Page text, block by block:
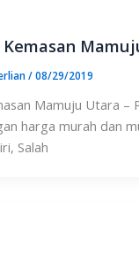
Kemasan
/08/29/2019
Mamuju Utara –
harga murah dan
Salah